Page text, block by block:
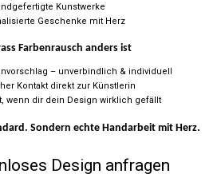
Kunstwerke
Geschenke mit Herz
Farbenrausch anders ist
– unverbindlich & individuell
Kontakt direkt zur Künstlerin
wenn dir dein Design wirklich gefällt
Sondern echte Handarbeit mit Herz.
Design anfragen